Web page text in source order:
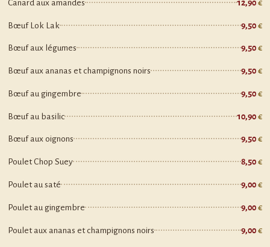
Canard aux amandes 12,90
Bœuf Lok Lak 9,50
Bœuf aux légumes 9,50
Bœuf aux ananas et champignons noirs 9,50
Bœuf au gingembre 9,50
Bœuf au basilic 10,90
Bœuf aux oignons 9,50
Poulet Chop Suey 8,50
Poulet au saté 9,00
Poulet au gingembre 9,00
Poulet aux ananas et champignons noirs 9,00